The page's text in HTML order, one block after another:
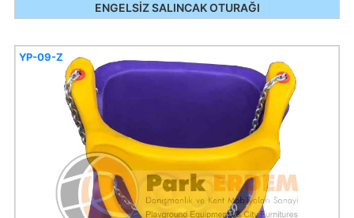
ENGELSİZ SALINCAK OTURAĞI
YP-09-Z